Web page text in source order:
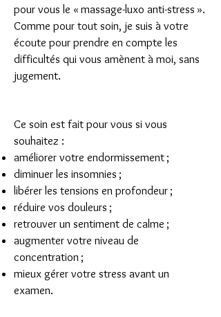
pour vous le « massage-luxo anti-stress ».
Comme pour tout soin, je suis à votre
écoute pour prendre en compte les
difficultés qui vous amènent à moi, sans
jugement.
Ce soin est fait pour vous si vous
souhaitez :
améliorer votre endormissement ;
diminuer les insomnies ;
libérer les tensions en profondeur ;
réduire vos douleurs ;
retrouver un sentiment de calme ;
augmenter votre niveau de
concentration ;
mieux gérer votre stress avant un
examen.